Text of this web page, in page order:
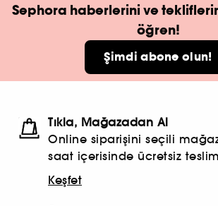
Sephora haberlerini ve
öğren!
Şimdi abone olun!
Tıkla, Mağazadan Al
Online siparişini seçili
saat içerisinde ücretsiz
Keşfet